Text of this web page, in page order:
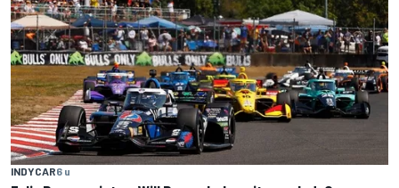
INDYCAR6 u